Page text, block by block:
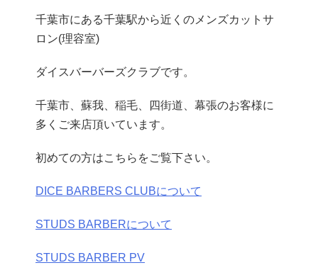
千葉市にある千葉駅から近くのメンズカットサ
ロン(理容室)
ダイスバーバーズクラブです。
千葉市、蘇我、稲毛、四街道、幕張のお客様に
多くご来店頂いています。
初めての方はこちらをご覧下さい。
DICE BARBERS CLUBについて
STUDS BARBERについて
STUDS BARBER PV